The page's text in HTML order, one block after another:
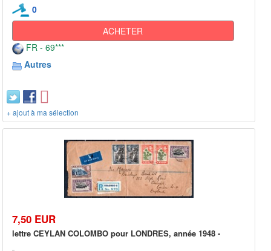
0
ACHETER
FR - 69***
Autres
+ ajout à ma sélection
7,50 EUR
lettre CEYLAN COLOMBO pour LONDRES, année 1948 -